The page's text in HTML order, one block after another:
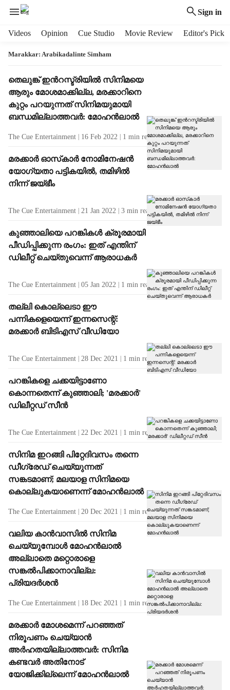
Sign in
Videos Opinion Cue Studio Movie Review Editor's Pick
Marakkar: Arabikadalinte Simham
T
a
g
R
s
l
t
s
തെലുങ്ക് ഇന്‍റസ്ട്രിയില്‍ സിനിമയെ
ആരും മോശമാക്കില്ല, മരക്കാറിനെ
കുറ്റം പറയുന്നത് സിനിമയുമായി
ബന്ധമില്ലാത്തവര്‍: മോഹന്‍ലാല്‍
The Cue Entertainment 16 Feb 2022 1 min read
മരക്കാര്‍ ഓസ്‌കാര്‍ നോമിനേഷന്‍
യോഗ്യതാ പട്ടികയില്‍, തമിഴില്‍
നിന്ന് ജയ്ഭീം
The Cue Entertainment 21 Jan 2022 3 min read
കുഞ്ഞാലിയെ പറങ്കികള്‍ ക്രൂരമായി
പീഡിപ്പിക്കുന്ന രംഗം: ഇത് എന്തിന്
ഡിലീറ്റ് ചെയ്തുവെന്ന് ആരാധകര്‍
The Cue Entertainment 05 Jan 2022 1 min read
തല്ലി കൊല്ലെടാ ഈ
പന്നികളെയെന്ന് ഇന്നസെന്റ്:
മരക്കാര്‍ ബിടിഎസ് വീഡിയോ
The Cue Entertainment 28 Dec 2021 1 min read
പറങ്കികളെ ചക്കയിട്ടാണോ
കൊന്നതെന്ന് കുഞ്ഞാലി; 'മരക്കാര്‍'
ഡിലീറ്റഡ് സീന്‍
The Cue Entertainment 22 Dec 2021 1 min read
സിനിമ ഇറങ്ങി പിറ്റേദിവസം തന്നെ
ഡീഗ്രേഡ് ചെയ്യുന്നത്
സങ്കടമാണ്; മലയാള സിനിമയെ
കൊല്ലുകയാണെന്ന് മോഹന്‍ലാല്‍
The Cue Entertainment 20 Dec 2021 1 min read
വലിയ കാന്‍വാസില്‍ സിനിമ
ചെയ്യുമ്പോള്‍ മോഹന്‍ലാല്‍
അല്ലാതെ മറ്റൊരാളെ
സങ്കല്‍പിക്കാനാവില്ല:
പ്രിയദര്‍ശന്‍
The Cue Entertainment 18 Dec 2021 1 min read
മരക്കാര്‍ മോശമെന്ന് പറഞ്ഞത്
നിരൂപണം ചെയ്യാന്‍
അര്‍ഹതയില്ലാത്തവര്‍: സിനിമ
കണ്ടവര്‍ അതിനോട്
യോജിക്കില്ലെന്ന് മോഹന്‍ലാല്‍